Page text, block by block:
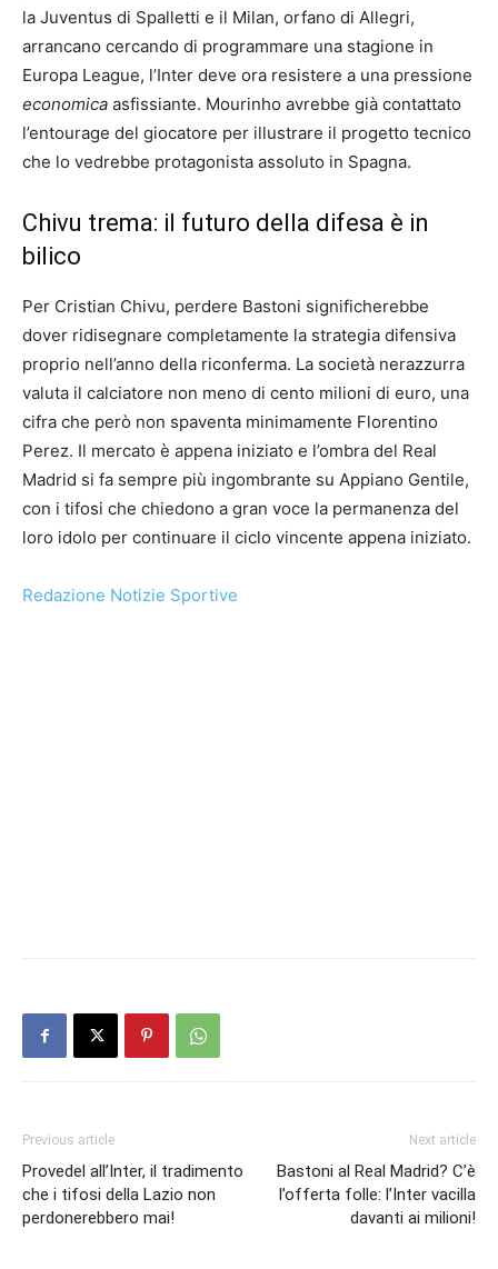
la Juventus di Spalletti e il Milan, orfano di Allegri,
arrancano cercando di programmare una stagione in
Europa League, l’Inter deve ora resistere a una pressione
economica asfissiante. Mourinho avrebbe già contattato
l’entourage del giocatore per illustrare il progetto tecnico
che lo vedrebbe protagonista assoluto in Spagna.
Chivu trema: il futuro della difesa è in
bilico
Per Cristian Chivu, perdere Bastoni significherebbe
dover ridisegnare completamente la strategia difensiva
proprio nell’anno della riconferma. La società nerazzurra
valuta il calciatore non meno di cento milioni di euro, una
cifra che però non spaventa minimamente Florentino
Perez. Il mercato è appena iniziato e l’ombra del Real
Madrid si fa sempre più ingombrante su Appiano Gentile,
con i tifosi che chiedono a gran voce la permanenza del
loro idolo per continuare il ciclo vincente appena iniziato.
Redazione Notizie Sportive
Previous article
Provedel all’Inter, il tradimento
che i tifosi della Lazio non
perdonerebbero mai!
Next article
Bastoni al Real Madrid? C’è
l’offerta folle: l’Inter vacilla
davanti ai milioni!